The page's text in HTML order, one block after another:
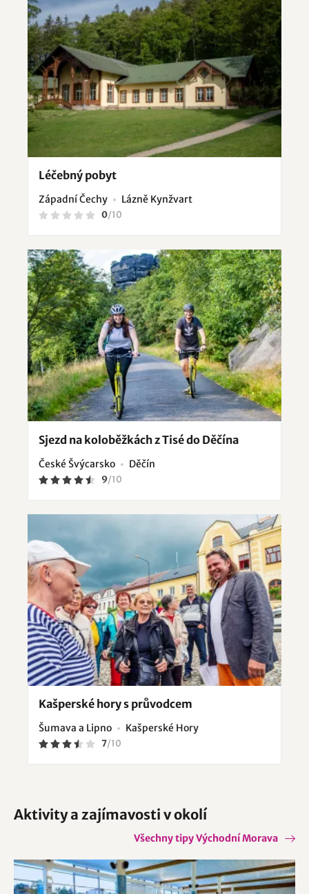
Léčebný pobyt
Západní Čechy Lázně Kynžvart
0/10
Sjezd na koloběžkách z Tisé do Děčína
České Švýcarsko Děčín
9/10
Kašperské hory s průvodcem
Šumava a Lipno Kašperské Hory
7/10
Aktivity a zajímavosti v okolí
Všechny tipy Východní Morava